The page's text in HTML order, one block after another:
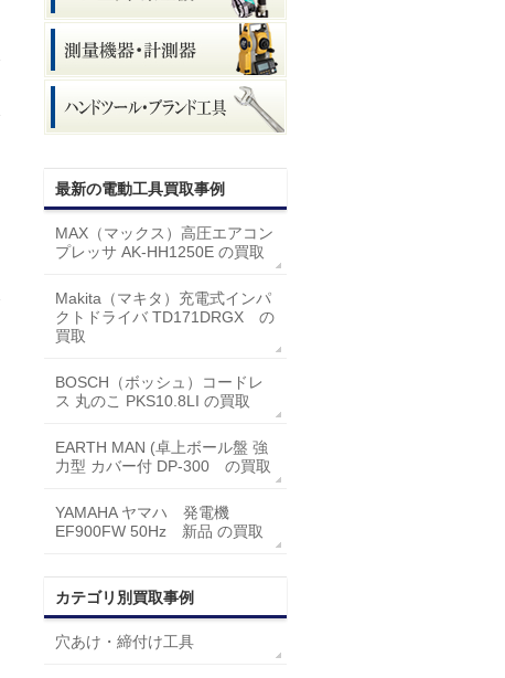
最新の電動工具買取事例
MAX（マックス）高圧エアコン
プレッサ AK-HH1250E の買取
Makita（マキタ）充電式インパ
クトドライバ TD171DRGX の
買取
BOSCH（ボッシュ）コードレ
ス 丸のこ PKS10.8LI の買取
EARTH MAN (卓上ボール盤 強
力型 カバー付 DP-300 の買取
YAMAHA ヤマハ 発電機
EF900FW 50Hz 新品 の買取
カテゴリ別買取事例
穴あけ・締付け工具